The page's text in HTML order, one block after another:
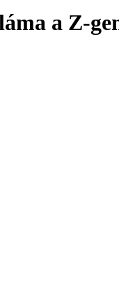
a Z-